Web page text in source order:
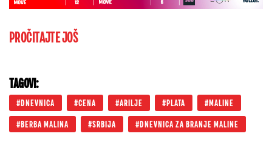
PROČITAJTE JOŠ
TAGOVI:
DNEVNICA CENA ARILJE PLATA MALINE
BERBA MALINA SRBIJA DNEVNICA ZA BRANJE MALINE